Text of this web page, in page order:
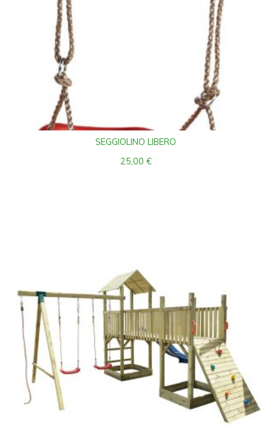
SEGGIOLINO LIBERO
25,00 €